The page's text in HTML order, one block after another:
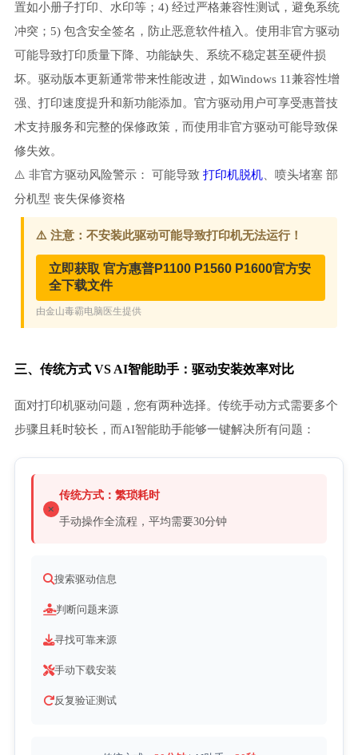
置如小册子打印、水印等；4) 经过严格兼容性测试，避免系统
冲突；5) 包含安全签名，防止恶意软件植入。使用非官方驱动
可能导致打印质量下降、功能缺失、系统不稳定甚至硬件损
坏。驱动版本更新通常带来性能改进，如Windows 11兼容性增
强、打印速度提升和新功能添加。官方驱动用户可享受惠普技
术支持服务和完整的保修政策，而使用非官方驱动可能导致保
修失效。
⚠️ 非官方驱动风险警示： 可能导致 打印机脱机、喷头堵塞 部
分机型 丧失保修资格
三、传统方式 VS AI智能助手：驱动安装效率对比
面对打印机驱动问题，您有两种选择。传统手动方式需要多个
步骤且耗时较长，而AI智能助手能够一键解决所有问题：
传统方式：繁琐耗时
手动操作全流程，平均需要30分钟
搜索驱动信息
判断问题来源
寻找可靠来源
手动下载安装
反复验证测试